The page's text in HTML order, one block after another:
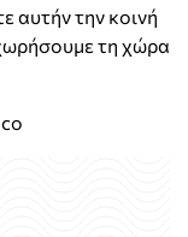
αυτήν την κοινή
τη χώρα